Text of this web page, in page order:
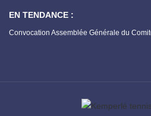
EN TENDANCE :
Convocation Assemblée Générale du